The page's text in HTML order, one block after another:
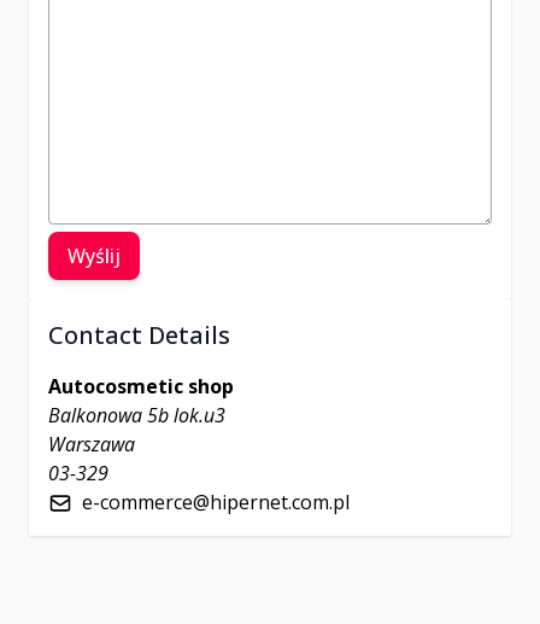
Wyślij
Contact Details
Autocosmetic shop
Balkonowa 5b lok.u3
Warszawa
03-329
e-commerce@hipernet.com.pl